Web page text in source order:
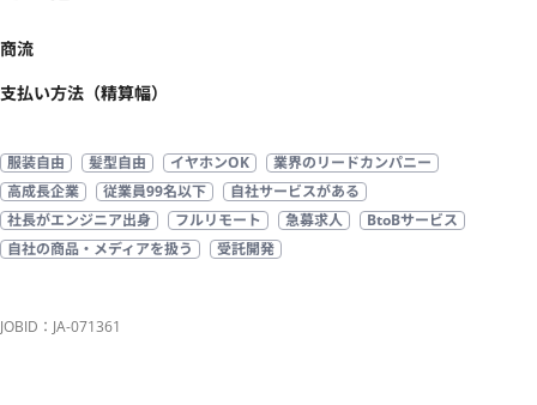
商流
支払い方法（精算幅）
服装自由 髪型自由 イヤホンOK
業界のリードカンパニー
高成長企業
従業員99名以下
自社サービスがある
社長がエンジニア出身
フルリモート 急募求人
BtoBサービス
自社の商品・メディアを扱う
受託開発
JOBID：JA-071361